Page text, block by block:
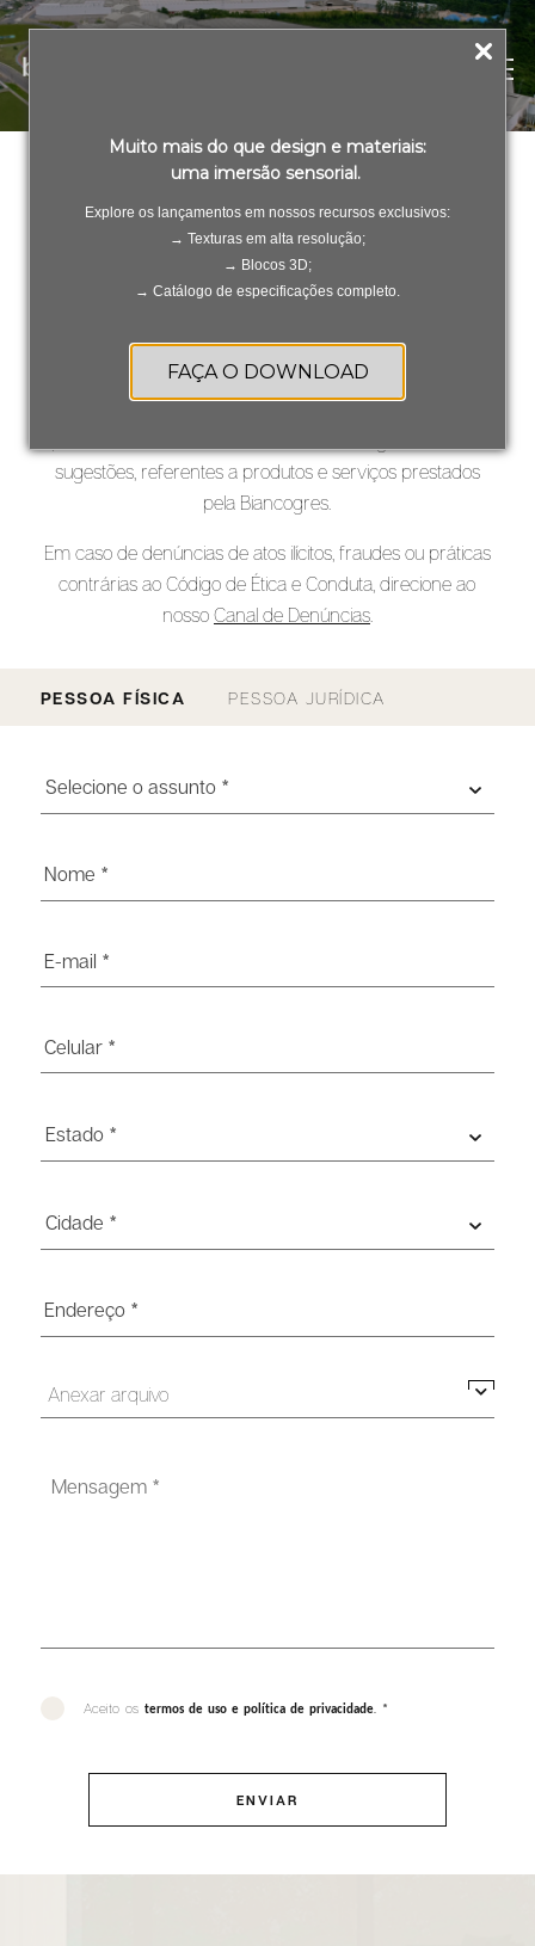
Muito mais do que design e materiais:
uma imersão sensorial.
Explore os lançamentos em nossos recursos exclusivos:
→ Texturas em alta resolução;
→ Blocos 3D;
→ Catálogo de especificações completo.
FAÇA O DOWNLOAD
Fale Conosco
Antes de enviar a mensagem, confira se já tem a resposta
PERGUNTAS FREQUENTES
Canal de Serviço de Atendimento ao Consumidor,
especialista em revestimentos: porcelanatos, cerâmicas e
sugestões, referentes a produtos e serviços prestados
pela Biancogres.
Em caso de denúncias de atos ilícitos, fraudes ou práticas
contrárias ao Código de Ética e Conduta, direcione ao
nosso Canal de Denúncias.
PESSOA FÍSICA PESSOA JURÍDICA
Selecione o assunto *
Estado *
Cidade *
Anexar arquivo
Aceito os termos de uso e política de privacidade. *
ENVIAR